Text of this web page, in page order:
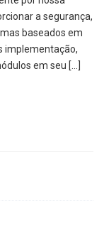
a segurança,
baseados em
implementação,
em seu […]